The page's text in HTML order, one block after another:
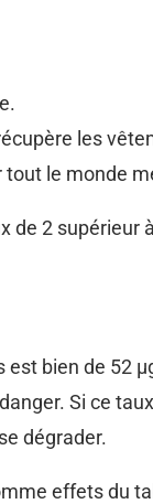
les
tout le monde
de 2 supérieur
est bien de
Si ce
dégrader.
effets du